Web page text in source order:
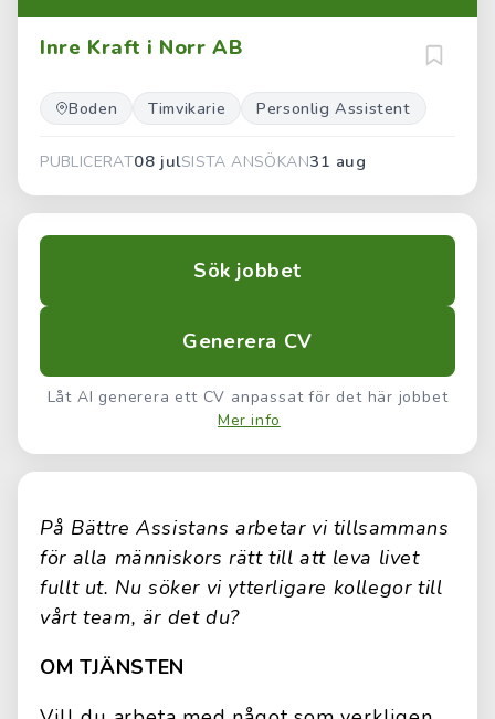
Inre Kraft i Norr AB
Boden Timvikarie Personlig Assistent
PUBLICERAT08 julSISTA ANSÖKAN31 aug
Sök jobbet
Generera CV
Låt AI generera ett CV anpassat för det här jobbet
Mer info
På Bättre Assistans arbetar vi tillsammans
för alla människors rätt till att leva livet
fullt ut. Nu söker vi ytterligare kollegor till
vårt team, är det du?
OM TJÄNSTEN